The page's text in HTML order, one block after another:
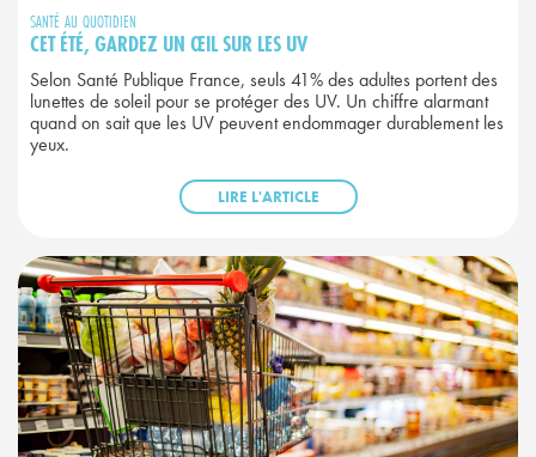
SANTÉ AU QUOTIDIEN
CET ÉTÉ, GARDEZ UN ŒIL SUR LES UV
Selon Santé Publique France, seuls 41% des adultes portent des
lunettes de soleil pour se protéger des UV. Un chiffre alarmant
quand on sait que les UV peuvent endommager durablement les
yeux.
LIRE L'ARTICLE